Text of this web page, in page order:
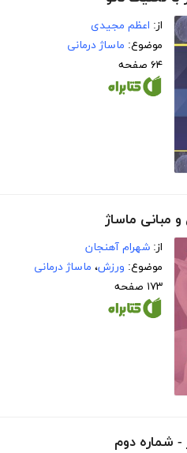
از: اعظم مجیدی
موضوع: ماساژ درمانی
۶۴ صفحه
مبانی ماساژ
از: شهرام آهنجان
موضوع: ورزش، ماساژ درمانی
۱۷۳ صفحه
- شماره دوم